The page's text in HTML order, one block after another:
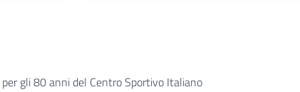
gli 80 anni del Centro Sportivo Italiano